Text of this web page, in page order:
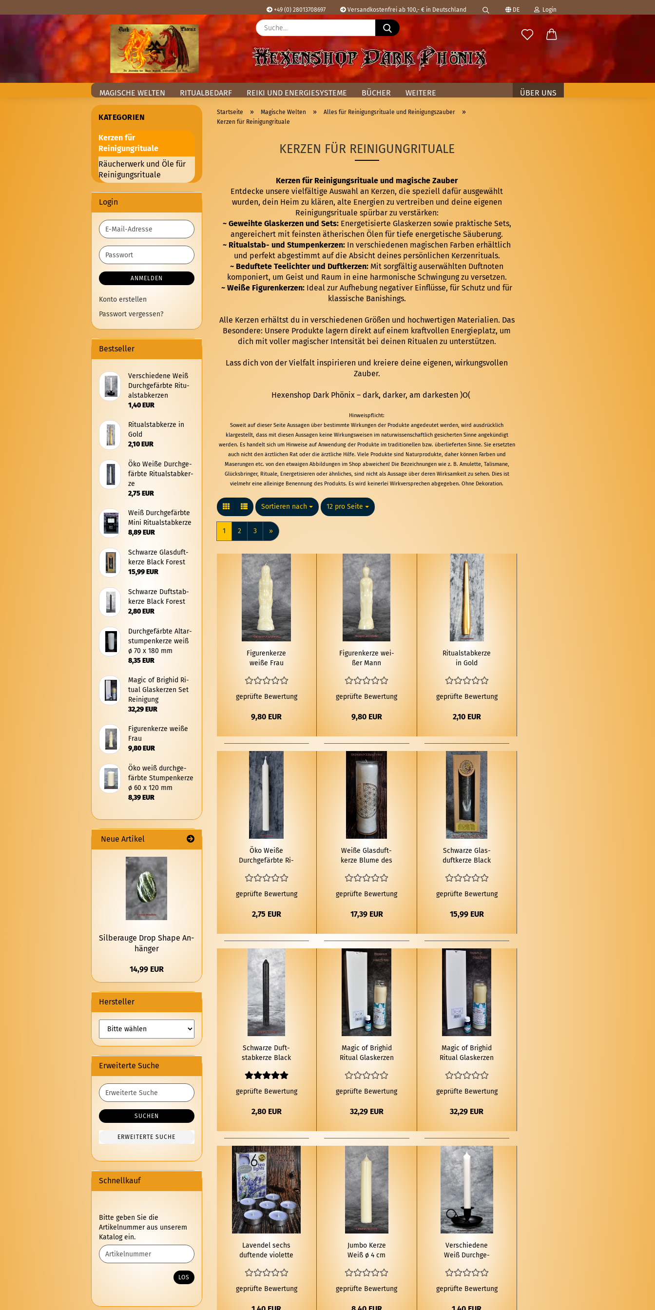
+49 (0) 28013708697 Versandkostenfrei ab 100,- € in Deutschland DE
Sprache auswählen
Lieferland
Login
E-Mail
Passwort
Suche...
MAGISCHE WELTEN RITUALBEDARF REIKI UND ENERGIESYSTEME BÜCHER ÜBER UNS
WEITERE
Startseite » Magische Welten » Alles für Reinigungsrituale und Reinigungszauber »
Kerzen für Reinigungrituale
KERZEN FÜR REINIGUNGRITUALE
Kerzen für Reinigungsrituale und magische Zauber
Entdecke unsere vielfältige Auswahl an Kerzen, die speziell dafür ausgewählt
wurden, dein Heim zu klären, alte Energien zu vertreiben und deine eigenen
Reinigungsrituale spürbar zu verstärken:
~ Geweihte Glaskerzen und Sets:Energetisierte Glaskerzen sowie praktische Sets,
angereichert mit feinsten ätherischen Ölen für tiefe energetische Säuberung.
~ Ritualstab- und Stumpenkerzen: In verschiedenen magischen Farben erhältlich
und perfekt abgestimmt auf die Absicht deines persönlichen Kerzenrituals.
~ Beduftete Teelichter und Duftkerzen: Mit sorgfältig auserwählten Duftnoten
komponiert, um Geist und Raum in eine harmonische Schwingung zu versetzen.
~ Weiße Figurenkerzen: Ideal zur Aufhebung negativer Einflüsse, für Schutz und für
klassische Banishings.
Alle Kerzen erhältst du in verschiedenen Größen und hochwertigen Materialien. Das
Besondere: Unsere Produkte lagern direkt auf einem kraftvollen Energieplatz, um
dich mit voller magischer Intensität bei deinen Ritualen zu unterstützen.
Lass dich von der Vielfalt inspirieren und kreiere deine eigenen, wirkungsvollen
Zauber.
Hexenshop Dark Phönix – dark, darker, am darkesten )O(
Hinweispflicht:
Soweit auf dieser Seite Aussagen über bestimmte Wirkungen der Produkte angedeutet werden, wird ausdrücklich
klargestellt, dass mit diesen Aussagen keine Wirkungsweisen im naturwissenschaftlich gesicherten Sinne angekündigt
werden. Es handelt sich um Hinweise auf Anwendung der Produkte im traditionellen bzw. überlieferten Sinne. Sie ersetzten
auch nicht den ärztlichen Rat oder die ärztliche Hilfe. Viele Produkte sind Naturprodukte, daher können Farben und
Maserungen etc. von den etwaigen Abbildungen im Shop abweichen! Die Bezeichnungen wie z. B. Amulette, Talismane,
Glücksbringer, Rituale, Energetisieren oder ähnliches, sind nicht als Aussage über deren Wirksamkeit zu sehen. Dies ist
vielmehr eine alleinige Benennung des Produkts. Es wird keinerlei Wirkversprechen abgegeben. Ohne Dekoration.
Sortieren nach
Sortieren nach 12 pro Seite
pro Seite
1 2 3 »
Fi­gu­ren­ker­ze
weiße Frau
geprüfte Bewertung
9,80 EUR
Fi­gu­ren­ker­ze wei­
ßer Mann
geprüfte Bewertung
9,80 EUR
Ri­tu­al­stab­ker­ze
in Gold
geprüfte Bewertung
2,10 EUR
Öko Weiße
Durch­ge­färb­te Ri­
geprüfte Bewertung
2,75 EUR
Weiße Glas­duft­
ker­ze Blume des
geprüfte Bewertung
17,39 EUR
Schwar­ze Glas­
duft­ker­ze Black
geprüfte Bewertung
15,99 EUR
Schwar­ze Duft­
stab­ker­ze Black
geprüfte Bewertung
2,80 EUR
Magic of Brig­hid
Ri­tu­al Glas­ker­zen
geprüfte Bewertung
32,29 EUR
Magic of Brig­hid
Ri­tu­al Glas­ker­zen
geprüfte Bewertung
32,29 EUR
La­ven­del sechs
duf­ten­de vio­let­te
geprüfte Bewertung
Jumbo Kerze
Weiß ø 4 cm
geprüfte Bewertung
Ver­schie­de­ne
Weiß Durch­ge­
ker­zen
geprüfte Bewertung
KATEGORIEN
Kerzen für
Reinigungrituale
Räucherwerk und Öle für
Reinigungsrituale
Login
E-
Mail-
Adresse
Passwort
ANMELDEN
Konto erstellen
Passwort vergessen?
Bestseller
Ver­schie­de­ne Weiß
Durch­ge­färb­te Ri­tu­
al­stabker­zen
1,40 EUR
Ri­tu­al­stabker­ze in
Gold
2,10 EUR
Öko Weiße Durch­ge­
färb­te Ri­tu­al­stabker­
ze
2,75 EUR
Weiß Durch­ge­färb­te
Mini Ri­tu­al­stabker­ze
8,89 EUR
Schwar­ze Glas­duft­
ker­ze Black Fo­rest
15,99 EUR
Schwar­ze Duft­stab­
ker­ze Black Fo­rest
2,80 EUR
Durch­ge­färb­te Al­tar­
stum­pen­ker­ze weiß
ø 70 x 180 mm
8,35 EUR
Magic of Brig­hid Ri­
tu­al Glas­ker­zen Set
Rei­ni­gung
32,29 EUR
Fi­gu­ren­ker­ze weiße
Frau
9,80 EUR
Öko weiß durch­ge­
färb­te Stum­pen­ker­ze
ø 60 x 120 mm
8,39 EUR
Neue Artikel
Sil­ber­au­ge Drop Shape An­
hän­ger
14,99 EUR
Hersteller
Erweiterte Suche
Erweiterte
Suche
SUCHEN
ERWEITERTE SUCHE
Schnellkauf
BITTE
GEBEN
SIE
DIE
ARTIKELNUMMER
AUS
Bitte geben Sie die
Artikelnummer aus unserem
Katalog ein.
LOS